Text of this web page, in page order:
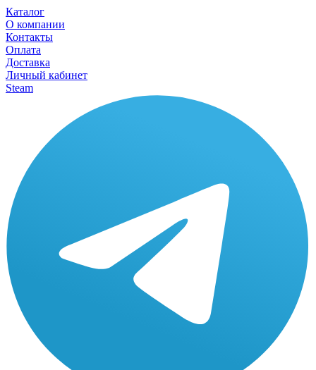
Каталог
О компании
Контакты
Оплата
Доставка
Личный кабинет
Steam